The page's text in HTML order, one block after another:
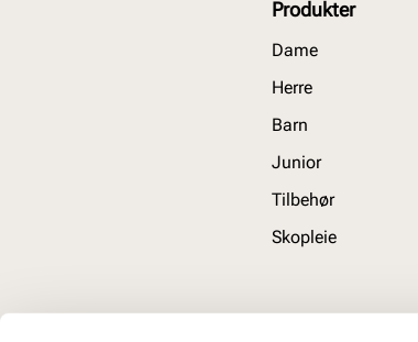
Produkter
Dame
Herre
Barn
Junior
Tilbehør
Skopleie